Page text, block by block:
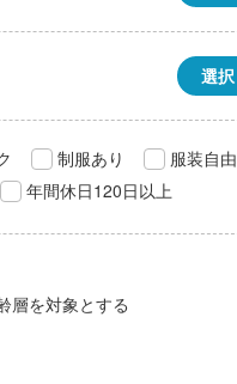
選択
制服あり
服装自由
年間休日120日以上
層を対象とする